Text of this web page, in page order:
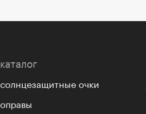
каталог
солнцезащитные очки
оправы